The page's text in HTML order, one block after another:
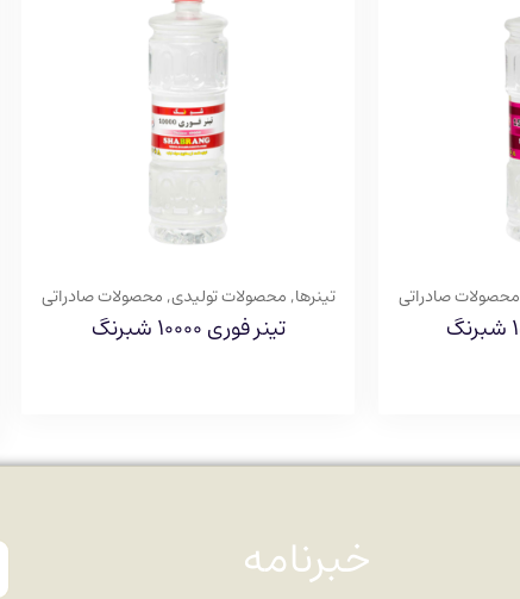
محصولات صادراتی تینرها, محصولات تولیدی, محصولات صادراتی
تینر فوری ۱۰۰۰۰ شبرنگ
خبرنامه